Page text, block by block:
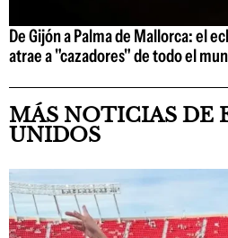
De Gijón a Palma de Mallorca: el
atrae a "cazadores" de todo el
MÁS NOTICIAS DE
UNIDOS